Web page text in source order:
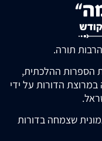
תורה.
הספרות ההלכתית,
הדורות על ידי
שצמחה בדורות